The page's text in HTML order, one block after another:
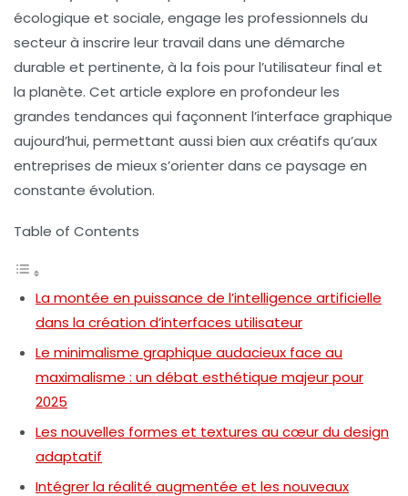
écologique et sociale, engage les professionnels du
secteur à inscrire leur travail dans une démarche
durable et pertinente, à la fois pour l’utilisateur final et
la planète. Cet article explore en profondeur les
grandes tendances qui façonnent l’interface graphique
aujourd’hui, permettant aussi bien aux créatifs qu’aux
entreprises de mieux s’orienter dans ce paysage en
constante évolution.
Table of Contents
La montée en puissance de l’intelligence artificielle
dans la création d’interfaces utilisateur
Le minimalisme graphique audacieux face au
maximalisme : un débat esthétique majeur pour
2025
Les nouvelles formes et textures au cœur du design
adaptatif
Intégrer la réalité augmentée et les nouveaux